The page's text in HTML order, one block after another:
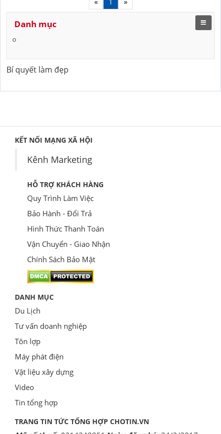
Danh mục
Bí quyết làm đẹp
KẾT NỐI MẠNG XÃ HỘI
Kênh Marketing
HỖ TRỢ KHÁCH HÀNG
Quy Trình Làm Việc
Bảo Hành - Đổi Trả
Hình Thức Thanh Toán
Vận Chuyển - Giao Nhận
Chính Sách Bảo Mật
DANH MỤC
Du Lịch
Tư vấn doanh nghiệp
Tôn lợp
Máy phát điện
Vật liệu xây dựng
Video
Tin tổng hợp
TRANG TIN TỨC TỔNG HỢP CHOTIN.VN